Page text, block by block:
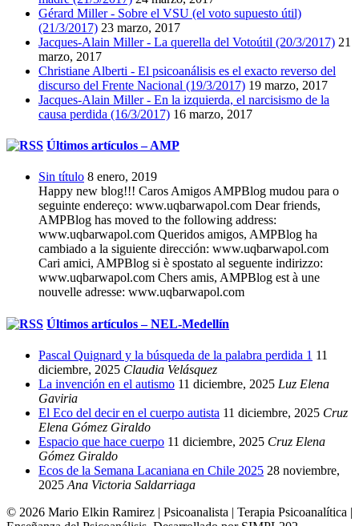
Gérard Miller - Sobre el VSU (el voto supuesto útil)
(21/3/2017) 23 marzo, 2017
Jacques-Alain Miller - La querella del Votoútil (20/3/2017) 21
marzo, 2017
Christiane Alberti - El psicoanálisis es el exacto reverso del
discurso del Frente Nacional (19/3/2017) 19 marzo, 2017
Jacques-Alain Miller - En la izquierda, el narcisismo de la
causa perdida (16/3/2017) 16 marzo, 2017
Últimos artículos – AMP
Sin título 8 enero, 2019
Happy new blog!!! Caros Amigos AMPBlog mudou para o
seguinte endereço: www.uqbarwapol.com Dear friends,
AMPBlog has moved to the following address:
www.uqbarwapol.com Queridos amigos, AMPBlog ha
cambiado a la siguiente dirección: www.uqbarwapol.com
Cari amici, AMPBlog si è spostato al seguente indirizzo:
www.uqbarwapol.com Chers amis, AMPBlog est à une
nouvelle adresse: www.uqbarwapol.com
Últimos artículos – NEL-Medellín
Pascal Quignard y la búsqueda de la palabra perdida 1 11
diciembre, 2025 Claudia Velásquez
La invención en el autismo 11 diciembre, 2025 Luz Elena
Gaviria
El Eco del decir en el cuerpo autista 11 diciembre, 2025 Cruz
Elena Gómez Giraldo
Espacio que hace cuerpo 11 diciembre, 2025 Cruz Elena
Gómez Giraldo
Ecos de la Semana Lacaniana en Chile 2025 28 noviembre,
2025 Ana Victoria Saldarriaga
© 2026 Mario Elkin Ramirez | Psicoanalista | Terapia Psicoanalítica |